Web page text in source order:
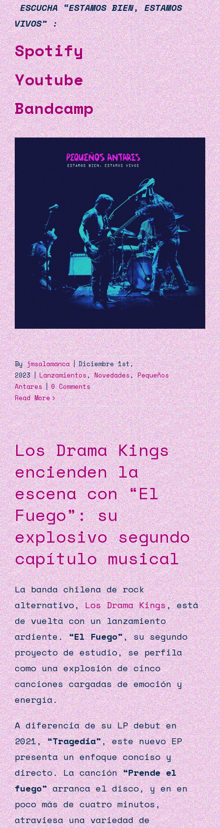
ESCUCHA “ESTAMOS BIEN, ESTAMOS
VIVOS” :
Spotify
Youtube
Bandcamp
Byjmsalamanca | Diciembre 1st,
2023 | Lanzamientos,Novedades,Pequeños
Antares | 0 Comments
Read More
Los Drama Kings
encienden la
escena con “El
Fuego”: su
explosivo segundo
capítulo musical
La banda chilena de rock
alternativo,Los Drama Kings, está
de vuelta con un lanzamiento
ardiente.“El Fuego”, su segundo
proyecto de estudio, se perfila
como una explosión de cinco
canciones cargadas de emoción y
energía.
A diferencia de su LP debut en
2021,“Tragedia”, este nuevo EP
presenta un enfoque conciso y
directo. La canción“Prende el
fuego”arranca el disco, y en en
poco más de cuatro minutos,
atraviesa una variedad de